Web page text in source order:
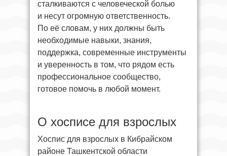
сталкиваются с человеческой болью
и несут огромную ответственность.
По её словам, у них должны быть
необходимые навыки, знания,
поддержка, современные инструменты
и уверенность в том, что рядом есть
профессиональное сообщество,
готовое помочь в любой момент.
О хосписе для взрослых
Хоспис для взрослых в Кибрайском
районе Ташкентской области